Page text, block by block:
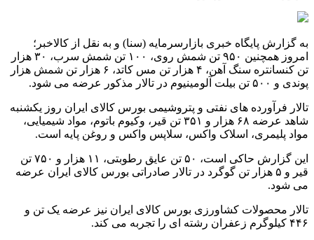
به گزارش پایگاه خبری بازارسرمایه (سنا) و به نقل از کالاخبر؛
امروز همچنین ۹۵۰ تن شمش روی، ۱۰۰ تن شمش سرب، ۳۰ هزار
تن کنسانتره سنگ آهن، ۴ هزار تن مس کاتد، ۶ هزار تن شمش هزار
پوندی و ۵۰۰ تن بیلت آلومینیوم در تالار مذکور عرضه می شود.
تالار فرآورده های نفتی و پتروشیمی بورس کالای ایران روز یکشنبه
شاهد عرضه ۶۸ هزار و ۳۵۱ تن قیر، وکیوم باتوم، مواد شیمیایی،
مواد پلیمری، اسلاک واکس، سلاپس واکس و روغن پایه است.
این گزارش حاکی است، ۵۰ تن عایق رطوبتی، ۱۱ هزار و ۷۵۰ تن
قیر و ۵ هزار تن گوگرد در تالار صادراتی بورس کالای ایران عرضه
می شود.
تالار محصولات کشاورزی بورس کالای ایران نیز عرضه یک تن و
۴۴۶ کیلوگرم زعفران رشته ای را تجربه می کند.